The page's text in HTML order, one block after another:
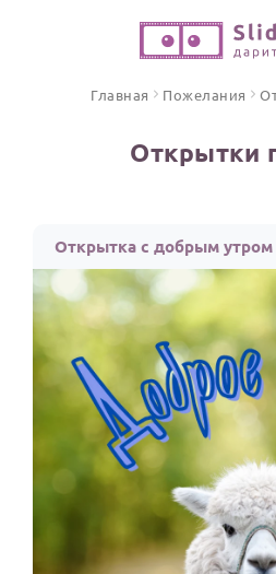
Песни поздравления
Открытки
Стихи и тексты
ПРАЗДНИКИ
С Днем рождения
Юбилей
Свадьба
Годовщина свадьбы
Календарь праздников
ОТЗЫВЫ
Главная Пожелания
Открытки
Открытка с добрым утром